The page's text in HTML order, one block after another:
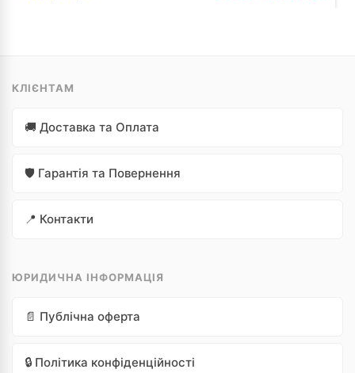
КЛІЄНТАМ
🚚 Доставка та Оплата
🛡️ Гарантія та Повернення
📍 Контакти
ЮРИДИЧНА ІНФОРМАЦІЯ
📄 Публічна оферта
🔒 Політика конфіденційності